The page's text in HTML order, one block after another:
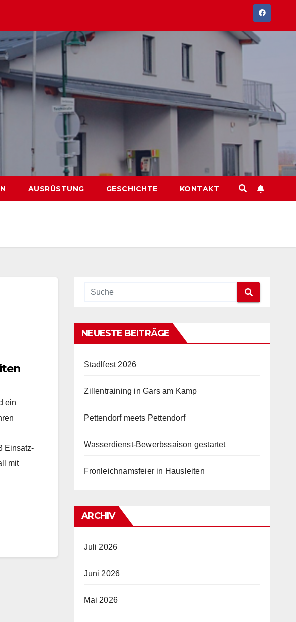
AUSRÜSTUNG GESCHICHTE KONTAKT
ein
Einsatz-
mit
NEUESTE BEITRÄGE
Stadlfest 2026
Zillentraining in Gars am Kamp
Pettendorf meets Pettendorf
Wasserdienst-Bewerbssaison gestartet
Fronleichnamsfeier in Hausleiten
ARCHIV
Juli 2026
Juni 2026
Mai 2026